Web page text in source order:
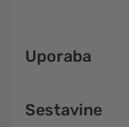
Uporaba
Sestavine